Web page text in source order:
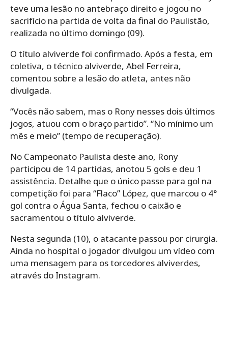
teve uma lesão no antebraço direito e jogou no
sacrifício na partida de volta da final do Paulistão,
realizada no último domingo (09).
O título alviverde foi confirmado. Após a festa, em
coletiva, o técnico alviverde, Abel Ferreira,
comentou sobre a lesão do atleta, antes não
divulgada.
“Vocês não sabem, mas o Rony nesses dois últimos
jogos, atuou com o braço partido”. “No mínimo um
mês e meio” (tempo de recuperação).
No Campeonato Paulista deste ano, Rony
participou de 14 partidas, anotou 5 gols e deu 1
assistência. Detalhe que o único passe para gol na
competição foi para “Flaco” López, que marcou o 4°
gol contra o Água Santa, fechou o caixão e
sacramentou o título alviverde.
Nesta segunda (10), o atacante passou por cirurgia.
Ainda no hospital o jogador divulgou um vídeo com
uma mensagem para os torcedores alviverdes,
através do Instagram.